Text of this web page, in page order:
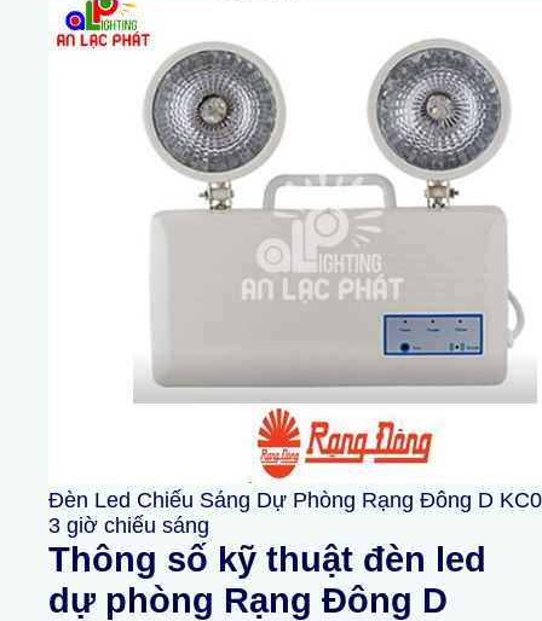
Đèn Led Chiếu Sáng Dự Phòng Rạng Đông D
3 giờ chiếu sáng
Thông số kỹ thuật đèn led
dự phòng Rạng Đông D